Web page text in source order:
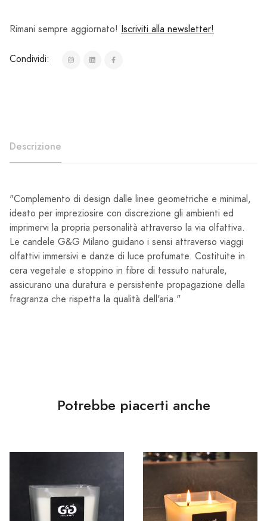
Rimani sempre aggiornato! Iscriviti alla newsletter!
Condividi:
Descrizione
"Complemento di design dalle linee geometriche e minimal,
ideato per impreziosire con discrezione gli ambienti ed
imprimervi la propria personalità attraverso la via olfattiva.
Le candele G&G Milano guidano i sensi attraverso viaggi
olfattivi immersivi e danze di luce profumate. Costituite in
cera vegetale e stoppino in fibre di tessuto naturale,
assicurano una duratura e persistente propagazione della
fragranza che rispetta la qualità dell'aria."
Potrebbe piacerti anche